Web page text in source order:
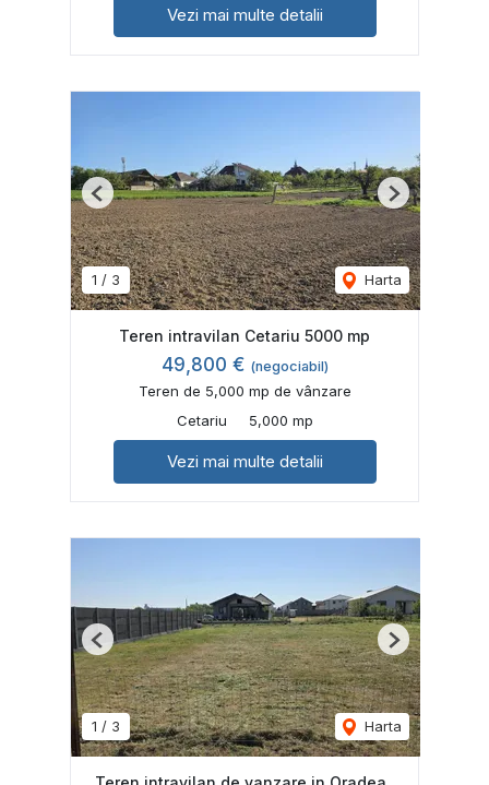
Vezi mai multe detalii
1 / 3 Harta
Previous Next
Teren intravilan Cetariu 5000 mp
49,800 € (negociabil)
Teren de 5,000 mp de vânzare
Cetariu
5,000 mp
Vezi mai multe detalii
1 / 3 Harta
Previous Next